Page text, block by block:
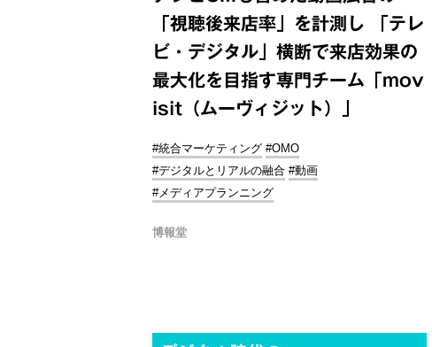
「視聴後来店率」を計測し 「テレ
ビ・デジタル」横断で来店効果の
最大化を目指す専門チーム「mov
isit（ムーヴィジット）」
#統合マーケティング #OMO
#デジタルとリアルの融合 #動画
#メディアプランニング
博報堂